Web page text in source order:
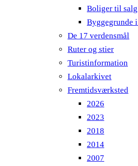
Boliger til
Byggegrunde
De 17 verdensmål
Ruter og stier
Turistinformation
Lokalarkivet
Fremtidsværksted
2026
2023
2018
2014
2007